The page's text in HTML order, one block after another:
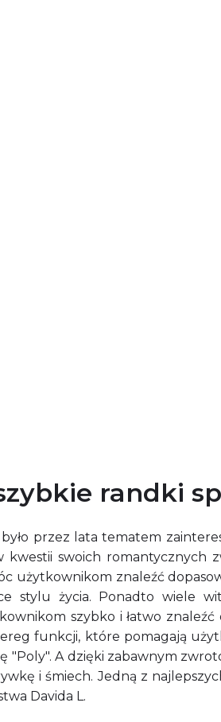
randki
przez lata tematem
kwestii swoich romantycznych
użytkownikom znaleźć
stylu życia. Ponadto wiele
szybko i łatwo
funkcji, które pomagają
"Poly". A dzięki zabawnym
i śmiech. Jedną z
Davida L.